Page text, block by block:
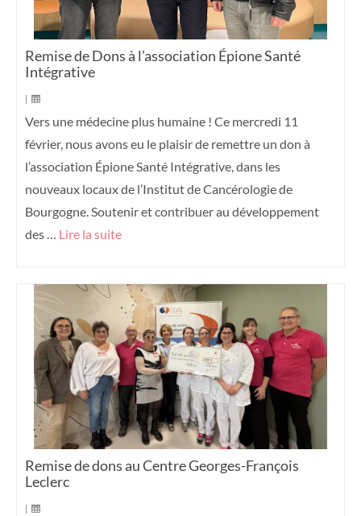
Remise de Dons à l’association Épione Santé
Intégrative
|
Vers une médecine plus humaine ! Ce mercredi 11
février, nous avons eu le plaisir de remettre un don à
l’association Épione Santé Intégrative, dans les
nouveaux locaux de l’Institut de Cancérologie de
Bourgogne. Soutenir et contribuer au développement
des … Lire la suite
Remise de dons au Centre Georges-François
Leclerc
|